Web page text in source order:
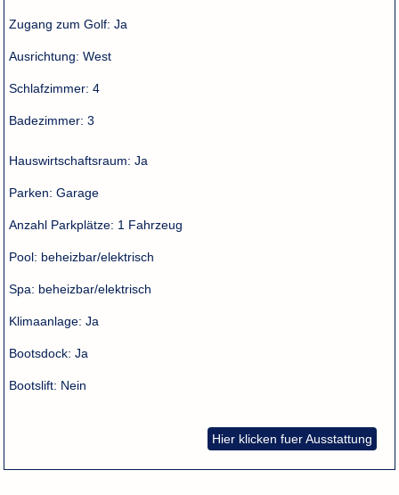
Zugang zum Golf: Ja
Ausrichtung: West
Schlafzimmer: 4
Badezimmer: 3
Hauswirtschaftsraum: Ja
Parken: Garage
Anzahl Parkplätze: 1 Fahrzeug
Pool: beheizbar/elektrisch
Spa: beheizbar/elektrisch
Klimaanlage: Ja
Bootsdock: Ja
Bootslift: Nein
Hier klicken fuer Ausstattung